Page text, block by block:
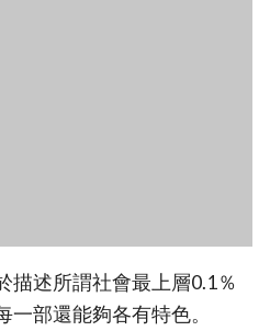
描述所謂社會最上層0.1％
部還能夠各有特色。